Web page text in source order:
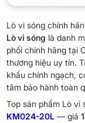
Lò vi sóng chính
Lò vi sóng là danh
phối chính hãng tại
thương hiệu uy tín.
khẩu chính ngạch,
tâm bảo hành toàn
Top sản phẩm Lò vi
KM024-20L— giá